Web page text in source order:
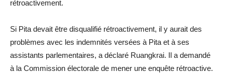
rétroactivement.
Si Pita devait être disqualifié rétroactivement, il y aurait des
problèmes avec les indemnités versées à Pita et à ses
assistants parlementaires, a déclaré Ruangkrai. Il a demandé
à la Commission électorale de mener une enquête rétroactive.